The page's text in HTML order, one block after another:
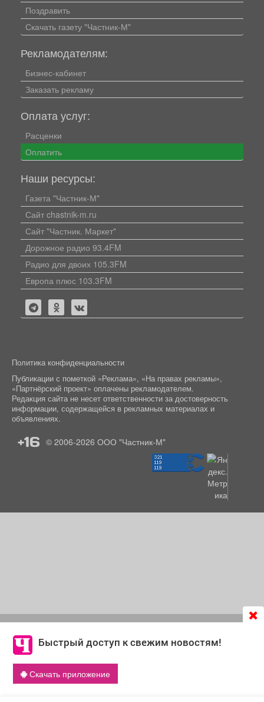
Быстрый доступ к свежим новостям!
Скачать приложение
согласие на обработку файлов cookie, которые
обеспечивают корректную работу сайта и сбора
информации для улучшения качества сервисов.
Что такое cookie
Поздравить
Скачать газету "Частник-М"
Рекламодателям:
Бизнес-кабинет
Заказать рекламу
Оплата услуг:
Расценки
Оплатить
Наши ресурсы:
Газета "Частник-М"
Сайт chastnik-m.ru
Сайт "Частник. Маркет"
Дорожное радио 93.4FM
Радио для двоих 105.3FM
Европа плюс 103.3FM
Политика конфиденциальности
Публикации с пометкой «Реклама», «На правах рекламы»,
«Партнёрский проект» оплачены рекламодателем.
Редакция сайта не несет ответственности за достоверность
информации, содержащейся в рекламных материалах и
объявлениях.
+16 © 2006-2026 ООО "Частник-М"